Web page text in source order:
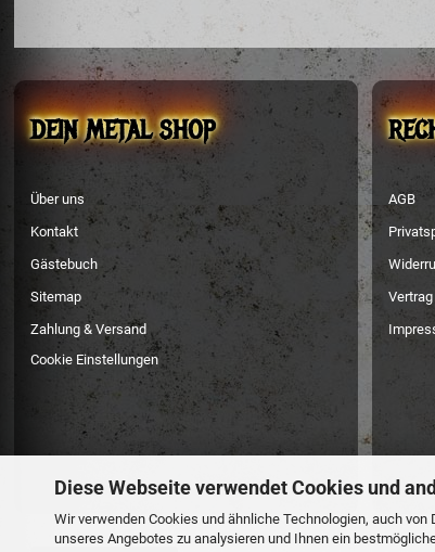
Diese Webseite verwendet Cookies und
Wir verwenden Cookies und ähnliche Technologien, auch
unseres Angebotes zu analysieren und Ihnen ein
DEIN METAL SHOP
Über uns
Kontakt
Gästebuch
Sitemap
Zahlung & Versand
Cookie Einstellungen
AGB